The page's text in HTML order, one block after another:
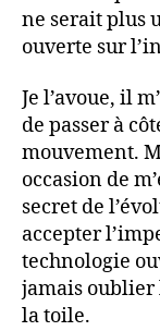
ne serait plus
ouverte sur
Je l’avoue, il
de passer à
mouvement.
occasion de
secret de
accepter
technologie
jamais
la toile.